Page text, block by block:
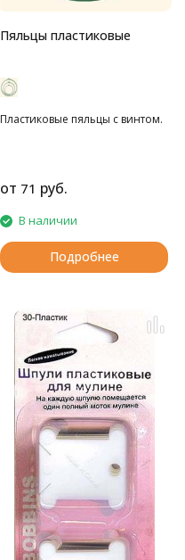
Пяльцы пластиковые
Пластиковые пяльцы с винтом.
от 71 руб.
В наличии
Подробнее